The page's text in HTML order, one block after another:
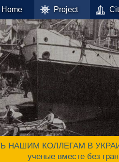
Home Project
КОЛЛЕГАМ В УКРАИНЕ.
ученые вместе без